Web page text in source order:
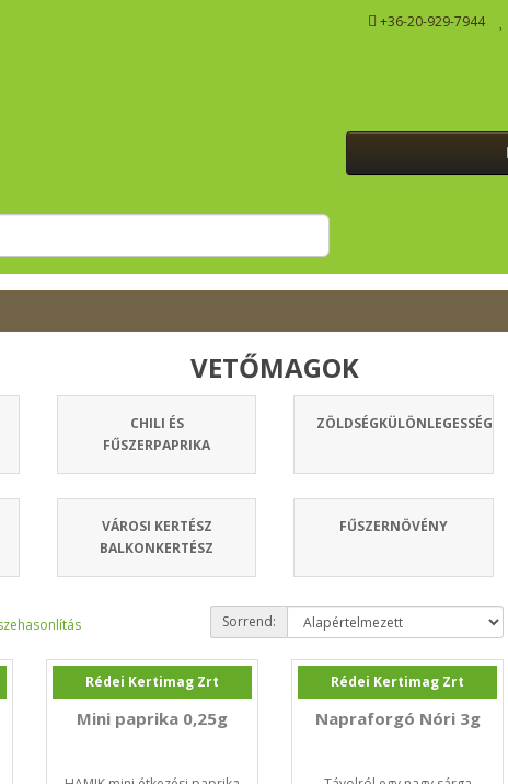
+36-20-929-7944
VETŐMAGOK
CHILI ÉS
FŰSZERPAPRIKA
ZÖLDSÉGKÜLÖNLEGESSÉG
VÁROSI KERTÉSZ
BALKONKERTÉSZ
FŰSZERNÖVÉNY
Sorrend:
Rédei Kertimag Zrt
Mini paprika 0,25g
Rédei Kertimag Zrt
Napraforgó Nóri 3g